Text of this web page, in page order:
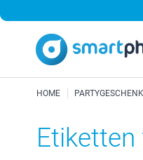
HOME